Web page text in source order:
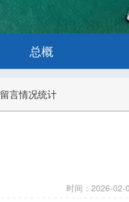
总概
留言情况统计
时间：2026-02-